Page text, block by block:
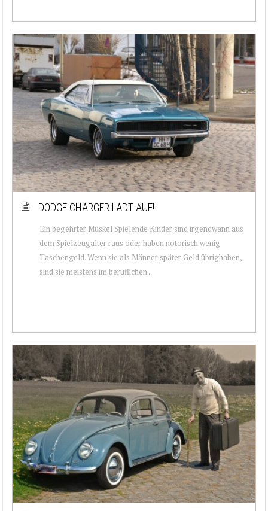
DODGE CHARGER LÄDT AUF!
Ein begehrter Muskel Spielende Kinder sind irgendwann aus
dem Spielzeugalter raus oder haben notorisch wenig
Taschengeld. Wenn sie als Männer später Geld übrighaben,
sind sie meistens im beruflichen ...